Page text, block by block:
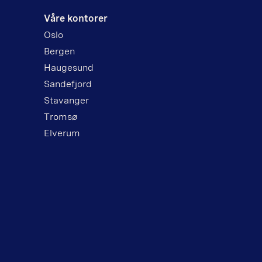
Våre kontorer
Oslo
Bergen
Haugesund
Sandefjord
Stavanger
Tromsø
Elverum